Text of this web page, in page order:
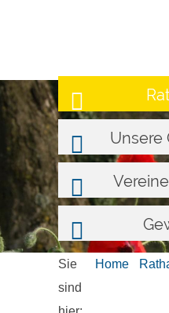
Unsere
Sie
sind
Home